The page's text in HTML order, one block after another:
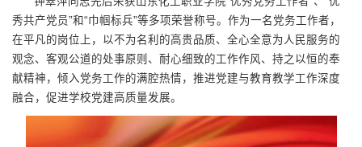
秀共产党员”和“巾帼标兵”等多项荣誉称号。作为一名党务工作者，
在平凡的岗位上，以不为名利的高贵品质、全心全意为人民服务的
观念、客观公道的处事原则、耐心细致的工作作风、持之以恒的奉
献精神，倾入党务工作的满腔热情，推进党建与教育教学工作深度
融合，促进学校党建高质量发展。